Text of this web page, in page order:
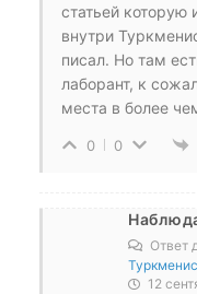
статьей которую
внутри
писал. Но там
лаборант, к
места в более
0 0
Ответ
12